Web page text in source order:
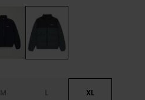
M L XL